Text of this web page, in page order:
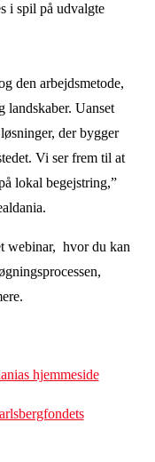
i spil på udvalgte
den arbejdsmetode,
landskaber. Uanset
der bygger
Vi ser frem til at
lokal begejstring,”
webinar, hvor du kan
hjemmeside